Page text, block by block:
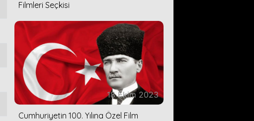
Filmleri Seçkisi
18 Ekim 2023
Cumhuriyetin 100. Yılına Özel Film